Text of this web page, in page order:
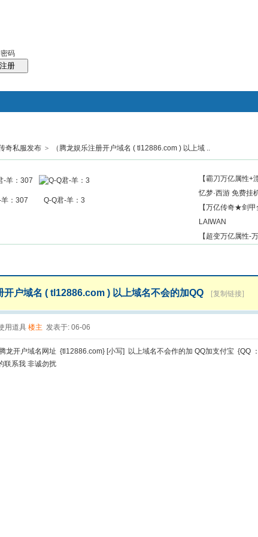
码
注册
帖子
搜索
奇私服发布 > （腾龙娱乐注册开户域名 ( tl12886.com ) 以上域 ..
：307 Q-Q君-羊：3
【霸刀万亿属性
忆梦·西游 免费
【万亿传奇★剑
LAIWAN
【超变万亿属性-
开户域名 ( tl12886.com ) 以上域名不会的加QQ [复制链接]
用道具 楼主 发表于: 06-06
腾龙开户域名网址 {tl12886.com} [小写] 以上域名不会作的加 QQ加支付
联系我 非诚勿扰